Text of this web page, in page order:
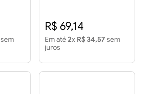
sem
R$ 69,14
Em até2x R$ 34,57 sem
juros